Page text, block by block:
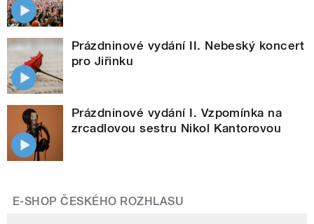
Prázdninové vydání II. Nebeský koncert
pro Jiřinku
Prázdninové vydání I. Vzpomínka na
zrcadlovou sestru Nikol Kantorovou
E-SHOP ČESKÉHO ROZHLASU